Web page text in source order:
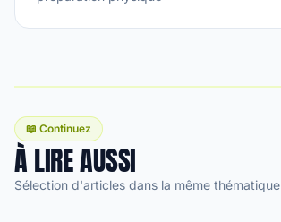
📖 Continuez
À LIRE AUSSI
Sélection d'articles dans la même thématique